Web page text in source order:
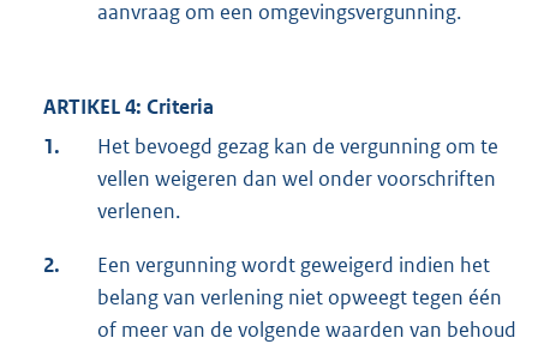
aanvraag om een omgevingsvergunning.
ARTIKEL 4: Criteria
1.
Het bevoegd gezag kan de vergunning om te
vellen weigeren dan wel onder voorschriften
verlenen.
2.
Een vergunning wordt geweigerd indien het
belang van verlening niet opweegt tegen één
of meer van de volgende waarden van behoud